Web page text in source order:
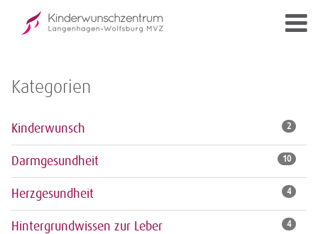
Kategorien
Kinderwunsch 2
Darmgesundheit 10
Herzgesundheit 4
Hintergrundwissen zur Leber 4